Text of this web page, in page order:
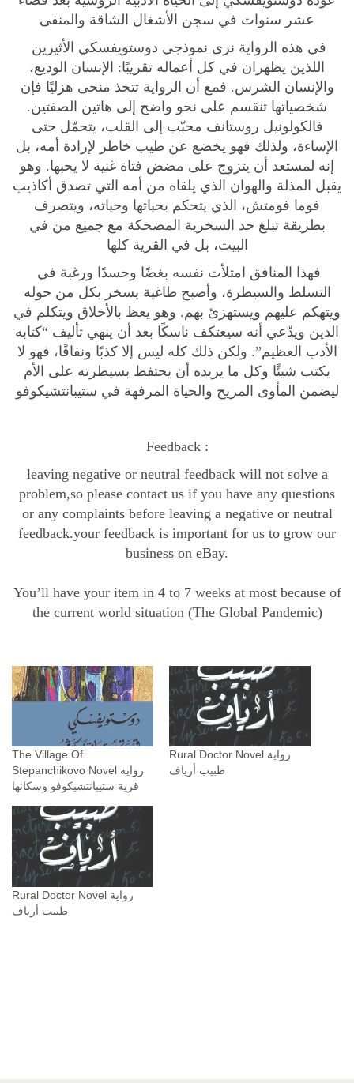
و
ا
ة
ق
ر
ي
ة
س
ت
ي
ب
ش
ي
ك
ا
ن
ه
ا
a
n
t
y
عشر سنوات في سجن الأشغال الشاقة والمنفى
في هذه الرواية نرى نموذجي دوستويفسكي الأثيرين
اللذين يظهران في كل أعماله تقريبًا: الإنسان الوديع،
والإنسان الشرس. فمع أن الرواية تتخذ منحى هزليًا فإن
شخصياتها تنقسم على نحو واضح إلى هاتين الصفتين.
فالكولونيل روستانف محبّب إلى القلب، يتحمّل حتى
الإساءة، ولذلك فهو يخضع عن طيب خاطر لإرادة أمه، بل
إنه لمستعد أن يتزوج على مضض فتاة غنية لا يحبها. وهو
يقبل المذلة والهوان الذي يلقاه من أمه التي تصدق أكاذيب
فوما فومتش، الذي يتحكم بحياتها وحياته، ويتصرف
بطريقة تبلغ حد السخرية المضحكة مع جميع من في
البيت، بل في القرية كلها
التسلط والسيطرة، وأصبح طاغية يسخر بكل من حوله
ويتهكم عليهم ويستهزئ بهم. وهو يعظ بالأخلاق ويتكلم في
الدين ويدّعي أنه سيعتكف ناسكًا بعد أن ينهي تأليف “كتابه
الأدب العظيم”. ولكن ذلك كله ليس إلا كذبًا ونفاقًا، فهو لا
يكتب شيئًا وكل ما يريده أن يحتفظ بسيطرته على الأم
ليضمن المأوى المريح والحياة المرفهة في ستيبانتشيكوفو
Feedback :
leaving negative or neutral feedback will not solve a
problem,so please contact us if you have any questions
or any complaints before leaving a negative or neutral
feedback.your feedback is important for us to grow our
business on eBay.
You’ll have your item in 4 to 7 weeks at most because of
the current world situation (The Global Pandemic)
The Village Of
Stepanchikovo Novel رواية
قرية ستيبانتشيكوفو وسكانها
Rural Doctor Novel رواية
طبيب أرياف
Rural Doctor Novel رواية
طبيب أرياف